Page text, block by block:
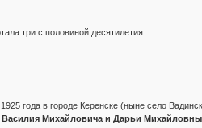
три с половиной десятилетия.
года в городе Керенске (ныне село
Василия Михайловича и Дарьи